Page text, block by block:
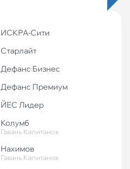
ИСКРА-Сити
Старлайт
Дефанс Бизнес
Дефанс Премиум
ЙЕС Лидер
Колумб
Гавань Капитанов
Нахимов
Гавань Капитанов